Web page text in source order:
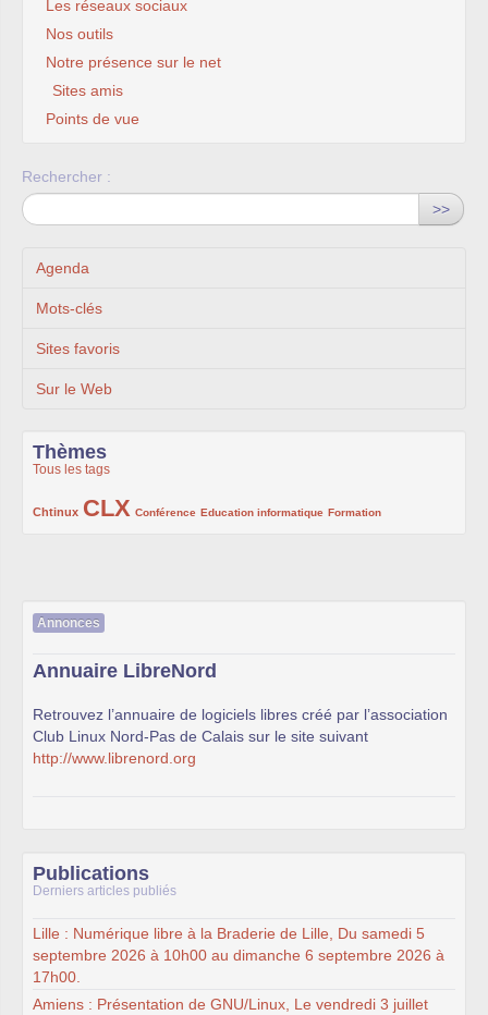
Les réseaux sociaux
Nos outils
Notre présence sur le net
Sites amis
Points de vue
Rechercher :
>>
Agenda
Mots-clés
Sites favoris
Sur le Web
Thèmes
Tous les tags
Chtinux
222/1002CLX
1002/1002 Conférence
132/1002 Education informatique
119/1002 Formation
168/1002
Annonces
Annuaire LibreNord
Retrouvez l’annuaire de logiciels libres créé par l’association
Club Linux Nord-Pas de Calais sur le site suivant
http://www.librenord.org
Publications
Derniers articles publiés
Lille : Numérique libre à la Braderie de Lille, Du samedi 5
septembre 2026 à 10h00 au dimanche 6 septembre 2026 à
17h00.
Amiens : Présentation de GNU/Linux, Le vendredi 3 juillet